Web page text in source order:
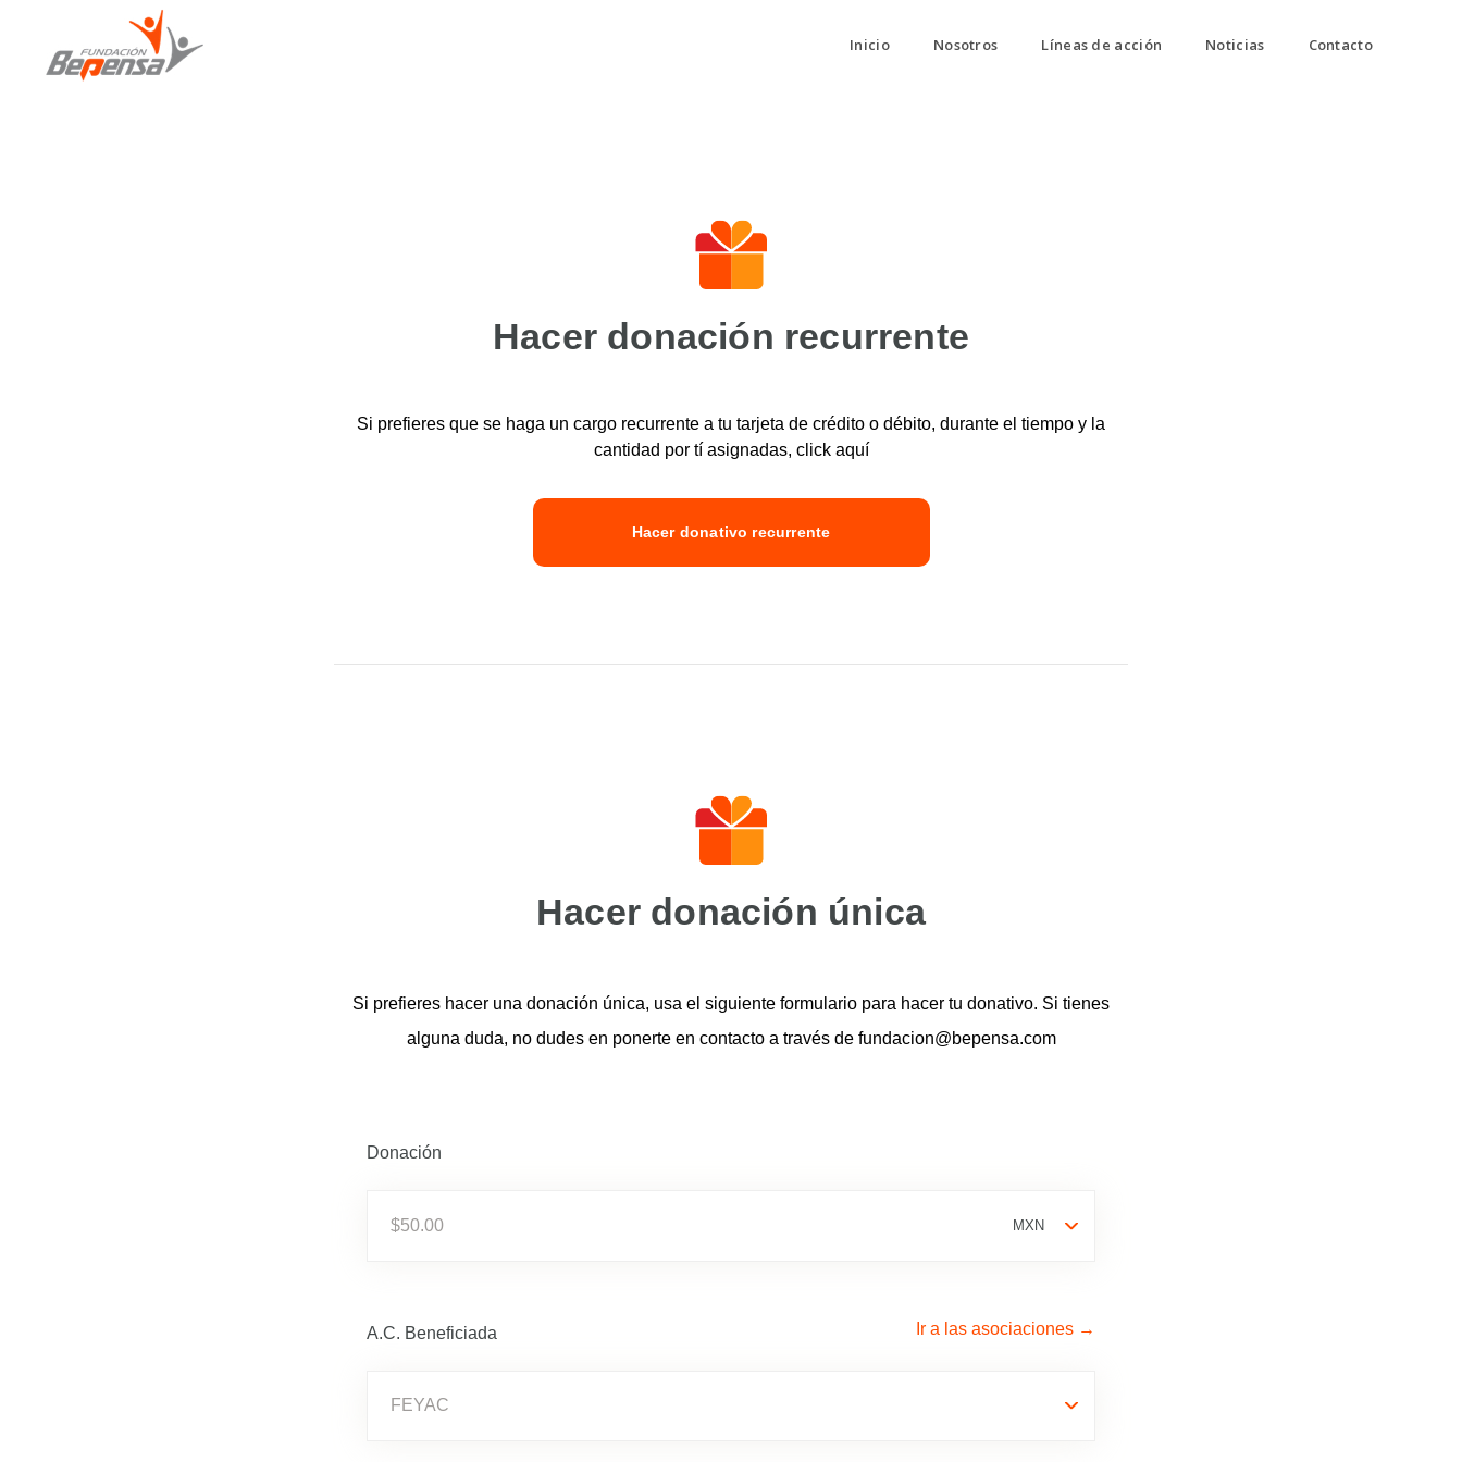
Inicio Nosotros Líneas de acción Noticias Contacto
Hacer donación recurrente
Si prefieres que se haga un cargo recurrente a tu tarjeta de crédito o débito, durante el tiempo y la
cantidad por tí asignadas, click aquí
Hacer donativo recurrente
Hacer donación única
Si prefieres hacer una donación única, usa el siguiente formulario para hacer tu donativo. Si tienes
alguna duda, no dudes en ponerte en contacto a través de fundacion@bepensa.com
Donación
A.C. Beneficiada Ir a las asociaciones →